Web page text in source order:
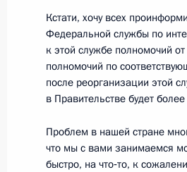
на
25 мая 2011
25 мая 2011
Кстати, хочу всех
Федеральной службы по
к этой службе полномочий
полномочий по
после реорганизации этой
в Правительстве будет
Проблем в нашей стране
что мы с вами занимаемся
быстро, на что‑то, к